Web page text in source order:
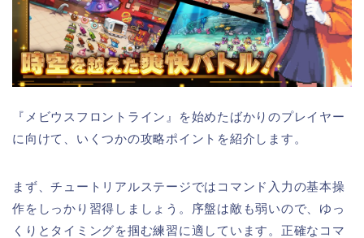
『メビウスフロントライン』を始めたばかりのプレイヤー
に向けて、いくつかの攻略ポイントを紹介します。
まず、チュートリアルステージではコマンド入力の基本操
作をしっかり習得しましょう。序盤は敵も弱いので、ゆっ
くりとタイミングを掴む練習に適しています。正確なコマ